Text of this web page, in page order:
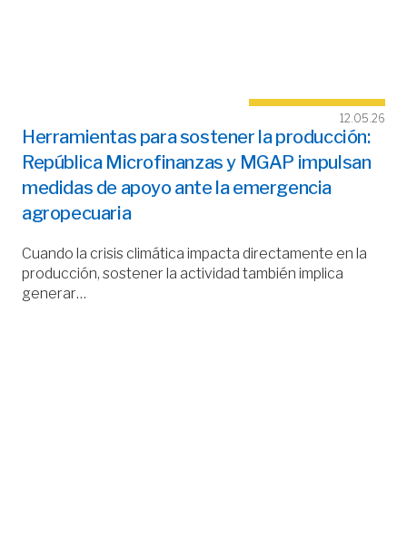
12.05.26
Herramientas para sostener la producción:
República Microfinanzas y MGAP impulsan
medidas de apoyo ante la emergencia
agropecuaria
Cuando la crisis climática impacta directamente en la
producción, sostener la actividad también implica
generar…